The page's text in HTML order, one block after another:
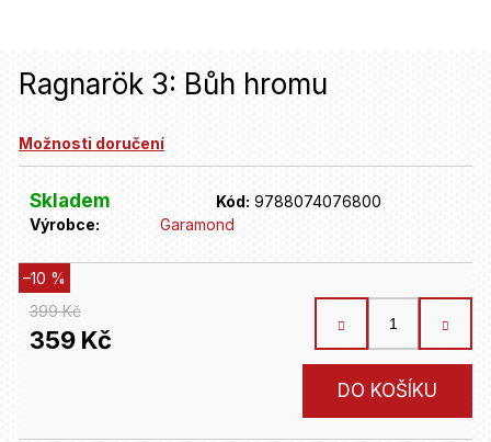
Ragnarök 3: Bůh hromu
Možnosti doručení
Skladem Kód: 9788074076800
Výrobce:
Garamond
399 Kč
–10 %
359 Kč
DO KOŠÍKU
n
j
?
HLEDAT